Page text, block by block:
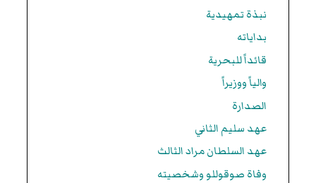
نبذة تمهيدية
بداياته
قائداً للبحرية
والياً ووزيراً
الصدارة
عهد سليم الثاني
عهد السلطان مراد الثالث
وفاة صوقوللو وشخصيته